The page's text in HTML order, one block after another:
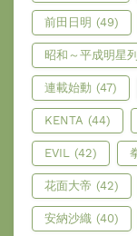
前田日明 (49)
昭和～平成明星
連載始動 (47)
KENTA (44)
EVIL (42)
花面大帝 (42)
安納沙織 (40)